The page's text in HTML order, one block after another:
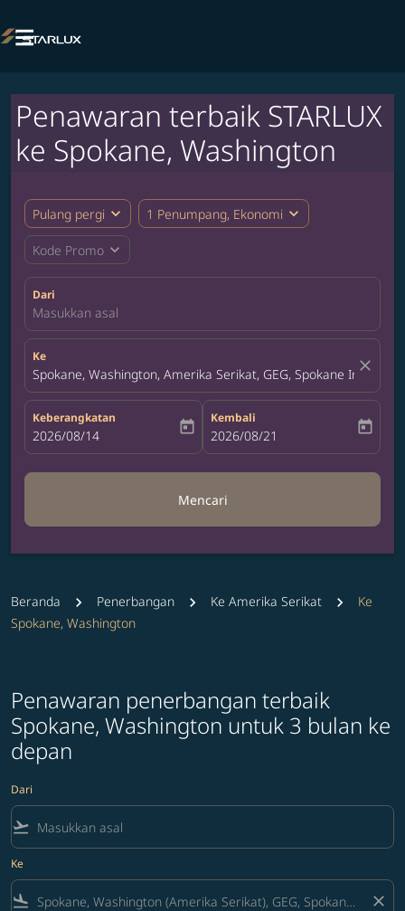

Penawaran terbaik STARLUX
ke Spokane, Washington
Pulang pergi expand_more 1 Penumpang, Ekonomi expand_more
Kode Promo expand_more
Dari
Masukkan asal
Ke
Spokane, Washington, Amerika Serikat, GEG, Spokane close
Keberangkatan
fc-booking-departure-date-aria-label
2026/08/14 today
Kembali
fc-booking-return-date-aria-label
2026/08/21 today
Mencari
Beranda Penerbangan Ke Amerika Serikat
Ke
Spokane, Washington
Penawaran penerbangan terbaik
Spokane, Washington untuk 3 bulan ke
depan
Dari
flight_takeoff
Ke
flight_land close